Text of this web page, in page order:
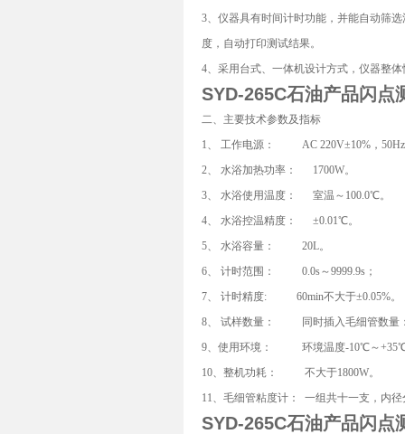
3、仪器具有时间计时功能，并能自动筛
度，自动打印测试结果。
4、采用台式、一体机设计方式，仪器整
SYD-265C石油产品闪点
二、主要技术参数及指标
1、 工作电源： AC 220V±10%，
2、 水浴加热功率： 1700W。
3、 水浴使用温度： 室温～100.0℃。
4、 水浴控温精度： ±0.01℃。
5、 水浴容量： 20L。
6、 计时范围： 0.0s～9999.9s；
7、 计时精度: 60min不大于±0.05%。
8、 试样数量： 同时插入毛细管数量
9、使用环境： 环境温度-10℃～+35℃
10、整机功耗： 不大于1800W。
11、毛细管粘度计： 一组共十一支，内径
SYD-265C石油产品闪点